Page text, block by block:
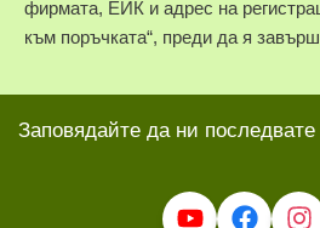
фирмата, ЕИК и адрес на
към поръчката“, преди да я
Заповядайте да ни